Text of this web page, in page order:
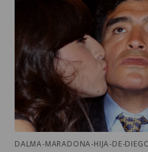
DALMA-MARADONA-HIJA-DE-